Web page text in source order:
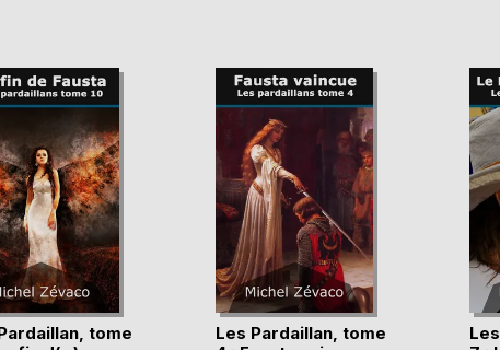
tome
Les Pardaillan, tome